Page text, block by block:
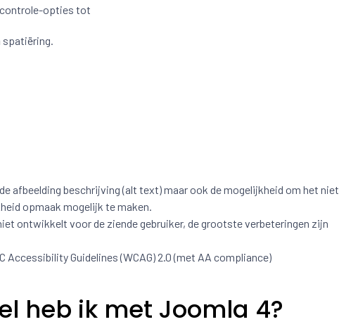
controle-opties tot
spatiëring.
afbeelding beschrijving (alt text) maar ook de mogelijkheid om het niet
opmaak mogelijk te maken.
ontwikkelt voor de ziende gebruiker, de grootste verbeteringen zijn
Guidelines (WCAG) 2.0 (met AA compliance)
heb ik met Joomla 4?